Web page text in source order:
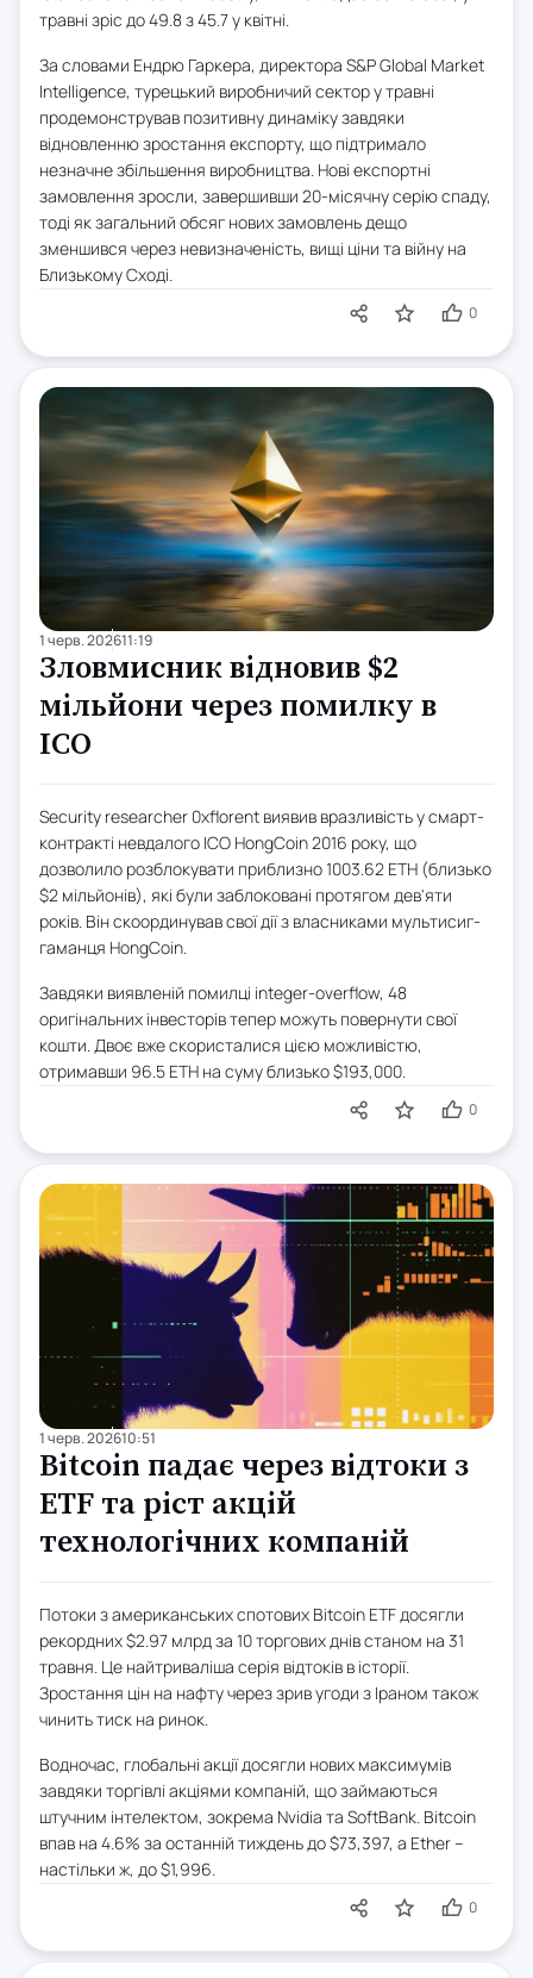
травні зріс до 49.8 з 45.7 у квітні.
За словами Ендрю Гаркера, директора S&P Global Market
Intelligence, турецький виробничий сектор у травні
продемонстрував позитивну динаміку завдяки
відновленню зростання експорту, що підтримало
незначне збільшення виробництва. Нові експортні
замовлення зросли, завершивши 20-місячну серію спаду,
тоді як загальний обсяг нових замовлень дещо
зменшився через невизначеність, вищі ціни та війну на
Близькому Сході.
0
1 черв. 202611:19
Зловмисник відновив $2
мільйони через помилку в
ICO
Security researcher 0xflorent виявив вразливість у смарт-
контракті невдалого ICO HongCoin 2016 року, що
дозволило розблокувати приблизно 1003.62 ETH (близько
$2 мільйонів), які були заблоковані протягом дев'яти
років. Він скоординував свої дії з власниками мультисиг-
гаманця HongCoin.
Завдяки виявленій помилці integer-overflow, 48
оригінальних інвесторів тепер можуть повернути свої
кошти. Двоє вже скористалися цією можливістю,
отримавши 96.5 ETH на суму близько $193,000.
0
1 черв. 202610:51
Bitcoin падає через відтоки з
ETF та ріст акцій
технологічних компаній
Потоки з американських спотових Bitcoin ETF досягли
рекордних $2.97 млрд за 10 торгових днів станом на 31
травня. Це найтриваліша серія відтоків в історії.
Зростання цін на нафту через зрив угоди з Іраном також
чинить тиск на ринок.
Водночас, глобальні акції досягли нових максимумів
завдяки торгівлі акціями компаній, що займаються
штучним інтелектом, зокрема Nvidia та SoftBank. Bitcoin
впав на 4.6% за останній тиждень до $73,397, а Ether –
настільки ж, до $1,996.
0